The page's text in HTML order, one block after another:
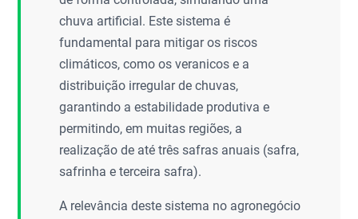
chuva artificial. Este sistema é
fundamental para mitigar os riscos
climáticos, como os veranicos e a
distribuição irregular de chuvas,
garantindo a estabilidade produtiva e
permitindo, em muitas regiões, a
realização de até três safras anuais (safra,
safrinha e terceira safra).
A relevância deste sistema no agronegócio